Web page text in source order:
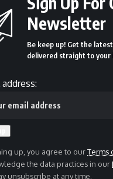
Newsletter
Be keep up! Get the
delivered straight to your
up, you agree to ourTerms
the data practices in our
unsubscribe at any time.